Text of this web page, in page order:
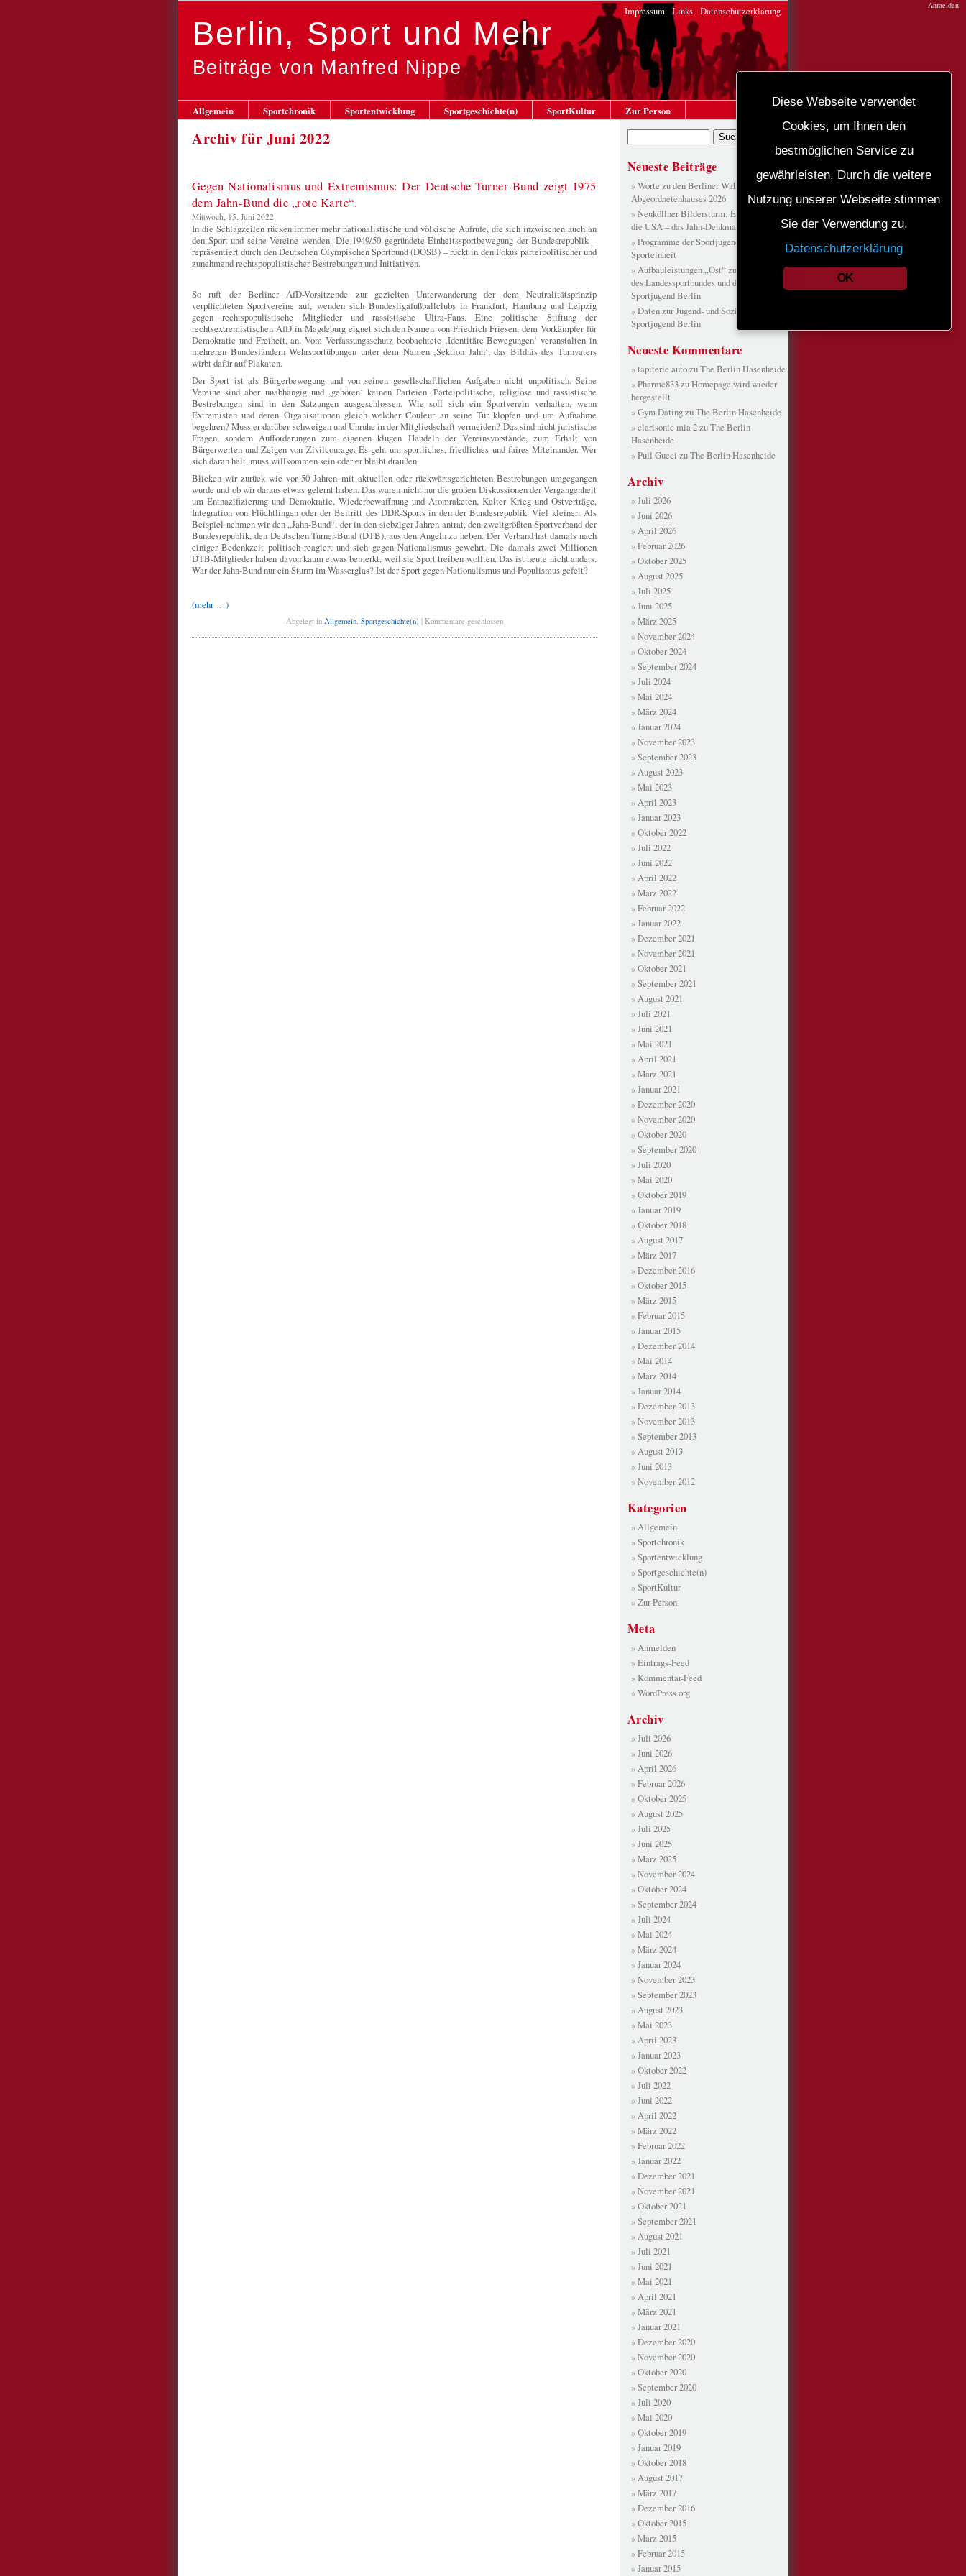
Anmelden
Impressum Links Datenschutzerklärung
Berlin, Sport und Mehr
Beiträge von Manfred Nippe
Allgemein Sportchronik Sportentwicklung Sportgeschichte(n) SportKultur Zur Person
Archiv für Juni 2022
Gegen Nationalismus und Extremismus: Der Deutsche Turner-Bund zeigt 1975
dem Jahn-Bund die „rote Karte“.
Mittwoch, 15. Juni 2022
In die Schlagzeilen rücken immer mehr nationalistische und völkische Aufrufe, die sich inzwischen auch an
den Sport und seine Vereine wenden. Die 1949/50 gegründete Einheitssportbewegung der Bundesrepublik –
repräsentiert durch den Deutschen Olympischen Sportbund (DOSB) – rückt in den Fokus parteipolitischer und
zunehmend rechtspopulistischer Bestrebungen und Initiativen.
So ruft der Berliner AfD-Vorsitzende zur gezielten Unterwanderung der dem Neutralitätsprinzip
verpflichteten Sportvereine auf, wenden sich Bundesligafußballclubs in Frankfurt, Hamburg und Leipzig
gegen rechtspopulistische Mitglieder und rassistische Ultra-Fans. Eine politische Stiftung der
rechtsextremistischen AfD in Magdeburg eignet sich den Namen von Friedrich Friesen, dem Vorkämpfer für
Demokratie und Freiheit, an. Vom Verfassungsschutz beobachtete ‚Identitäre Bewegungen‘ veranstalten in
mehreren Bundesländern Wehrsportübungen unter dem Namen ‚Sektion Jahn‘, das Bildnis des Turnvaters
wirbt dafür auf Plakaten.
Der Sport ist als Bürgerbewegung und von seinen gesellschaftlichen Aufgaben nicht unpolitisch. Seine
Vereine sind aber unabhängig und ‚gehören‘ keinen Parteien. Parteipolitische, religiöse und rassistische
Bestrebungen sind in den Satzungen ausgeschlossen. Wie soll sich ein Sportverein verhalten, wenn
Extremisten und deren Organisationen gleich welcher Couleur an seine Tür klopfen und um Aufnahme
begehren? Muss er darüber schweigen und Unruhe in der Mitgliedschaft vermeiden? Das sind nicht juristische
Fragen, sondern Aufforderungen zum eigenen klugen Handeln der Vereinsvorstände, zum Erhalt von
Bürgerwerten und Zeigen von Zivilcourage. Es geht um sportliches, friedliches und faires Miteinander. Wer
sich daran hält, muss willkommen sein oder er bleibt draußen.
Blicken wir zurück wie vor 50 Jahren mit aktuellen oder rückwärtsgerichteten Bestrebungen umgegangen
wurde und ob wir daraus etwas gelernt haben. Das waren nicht nur die großen Diskussionen der Vergangenheit
um Entnazifizierung und Demokratie, Wiederbewaffnung und Atomraketen, Kalter Krieg und Ostverträge,
Integration von Flüchtlingen oder der Beitritt des DDR-Sports in den der Bundesrepublik. Viel kleiner: Als
Beispiel nehmen wir den „Jahn-Bund“, der in den siebziger Jahren antrat, den zweitgrößten Sportverband der
Bundesrepublik, den Deutschen Turner-Bund (DTB), aus den Angeln zu heben. Der Verband hat damals nach
einiger Bedenkzeit politisch reagiert und sich gegen Nationalismus gewehrt. Die damals zwei Millionen
DTB-Mitglieder haben davon kaum etwas bemerkt, weil sie Sport treiben wollten. Das ist heute nicht anders.
War der Jahn-Bund nur ein Sturm im Wasserglas? Ist der Sport gegen Nationalismus und Populismus gefeit?
(mehr …)
Abgelegt in Allgemein, Sportgeschichte(n) | Kommentare geschlossen
Neueste Beiträge
Worte zu den Berliner Wahlen des
Abgeordnetenhauses 2026
Neuköllner Bildersturm: Ein Blick in
die USA – das Jahn-Denkmal in St. Louis
Programme der Sportjugend Berlin zur
Sporteinheit
Aufbauleistungen „Ost“ zur Sporteinheit
des Landessportbundes und der
Sportjugend Berlin
Daten zur Jugend- und Sozialarbeit der
Sportjugend Berlin
Neueste Kommentare
tapiterie autozuThe Berlin Hasenheide
Pharmc833zuHomepage wird wieder
hergestellt
Gym DatingzuThe Berlin Hasenheide
clarisonic mia 2zuThe Berlin
Hasenheide
Pull Gucci zuThe Berlin Hasenheide
Archiv
Juli 2026
Juni 2026
April 2026
Februar 2026
Oktober 2025
August 2025
Juli 2025
Juni 2025
März 2025
November 2024
Oktober 2024
September 2024
Juli 2024
Mai 2024
März 2024
Januar 2024
November 2023
September 2023
August 2023
Mai 2023
April 2023
Januar 2023
Oktober 2022
Juli 2022
Juni 2022
April 2022
März 2022
Februar 2022
Januar 2022
Dezember 2021
November 2021
Oktober 2021
September 2021
August 2021
Juli 2021
Juni 2021
Mai 2021
April 2021
März 2021
Januar 2021
Dezember 2020
November 2020
Oktober 2020
September 2020
Juli 2020
Mai 2020
Oktober 2019
Januar 2019
Oktober 2018
August 2017
März 2017
Dezember 2016
Oktober 2015
März 2015
Februar 2015
Januar 2015
Dezember 2014
Mai 2014
März 2014
Januar 2014
Dezember 2013
November 2013
September 2013
August 2013
Juni 2013
November 2012
Kategorien
Allgemein
Sportchronik
Sportentwicklung
Sportgeschichte(n)
SportKultur
Zur Person
Meta
Anmelden
Eintrags-Feed
Kommentar-Feed
WordPress.org
Archiv
Juli 2026
Juni 2026
April 2026
Februar 2026
Oktober 2025
August 2025
Juli 2025
Juni 2025
März 2025
November 2024
Oktober 2024
September 2024
Juli 2024
Mai 2024
März 2024
Januar 2024
November 2023
September 2023
August 2023
Mai 2023
April 2023
Januar 2023
Oktober 2022
Juli 2022
Juni 2022
April 2022
März 2022
Februar 2022
Januar 2022
Dezember 2021
November 2021
Oktober 2021
September 2021
August 2021
Juli 2021
Juni 2021
Mai 2021
April 2021
März 2021
Januar 2021
Dezember 2020
November 2020
Oktober 2020
September 2020
Juli 2020
Mai 2020
Oktober 2019
Januar 2019
Oktober 2018
August 2017
März 2017
Dezember 2016
Oktober 2015
März 2015
Februar 2015
Januar 2015
Diese Webseite verwendet
Cookies, um Ihnen den
bestmöglichen Service zu
gewährleisten. Durch die weitere
Nutzung unserer Webseite stimmen
Sie der Verwendung zu.
Datenschutzerklärung
OK